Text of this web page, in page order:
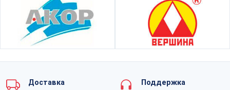
Доставка
Поддержка